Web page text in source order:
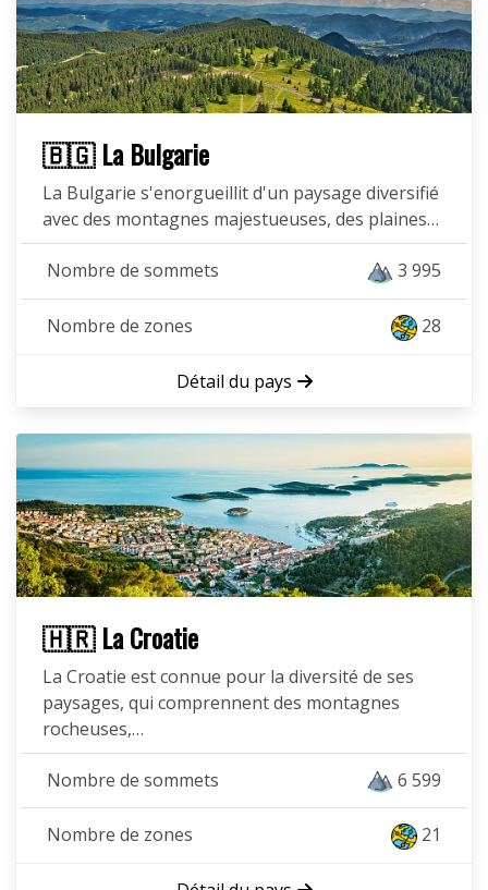
🇧🇬 La Bulgarie
La Bulgarie s'enorgueillit d'un paysage diversifié
avec des montagnes majestueuses, des plaines…
Nombre de sommets 3 995
Nombre de zones 28
Détail du pays
🇭🇷 La Croatie
La Croatie est connue pour la diversité de ses
paysages, qui comprennent des montagnes
rocheuses,…
Nombre de sommets 6 599
Nombre de zones 21